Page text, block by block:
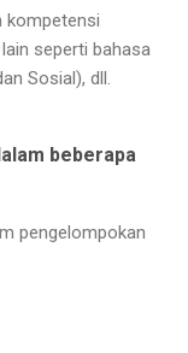
kompetensi
seperti bahasa
Sosial), dll.
beberapa
pengelompokan